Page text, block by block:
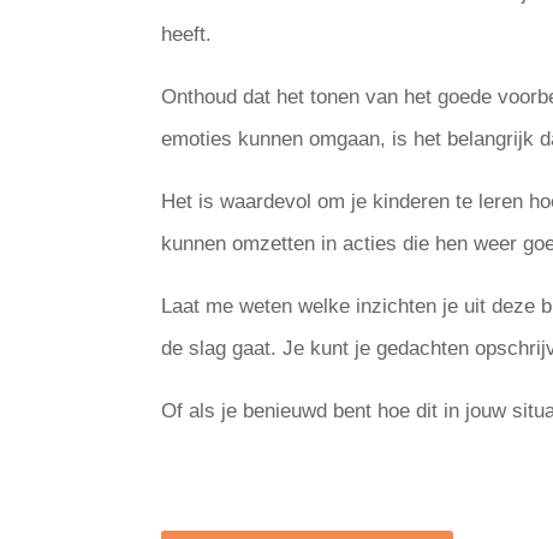
heeft.
Onthoud dat het tonen van het goede
emoties kunnen omgaan, is het belangrijk
Het is waardevol om je kinderen te leren
kunnen omzetten in acties die hen weer
Laat me weten welke inzichten je uit deze
de slag gaat. Je kunt je gedachten
Of als je benieuwd bent hoe dit in jouw